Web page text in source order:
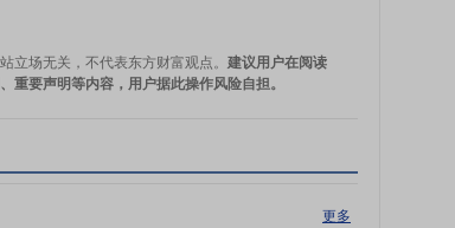
立场无关，不代表东方财富观点。 建议用户在阅读
重要声明等内容，用户据此操作风险自担。
更多